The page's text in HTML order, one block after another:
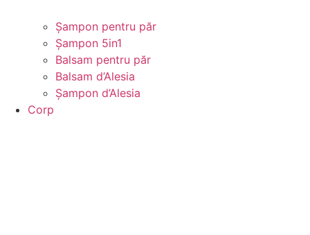
Șampon pentru păr
Șampon 5in1
Balsam pentru păr
Balsam d’Alesia
Șampon d’Alesia
Corp